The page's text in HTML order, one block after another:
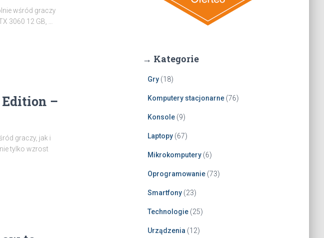
wśród graczy
3060 12 GB, …
Edition –
graczy, jak i
tylko wzrost
→ Kategorie
Gry(18)
Komputery stacjonarne(76)
Konsole(9)
Laptopy(67)
Mikrokomputery(6)
Oprogramowanie(73)
Smartfony(23)
Technologie(25)
Urządzenia (12)